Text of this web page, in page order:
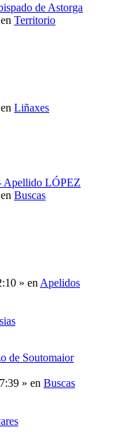
de Astorga
Territorio
Liñaxes
Apellido LÓPEZ
Buscas
» en Apelidos
de Soutomaior
» en Buscas